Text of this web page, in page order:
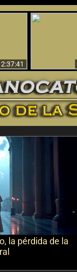
2:37:41
la pérdida de la